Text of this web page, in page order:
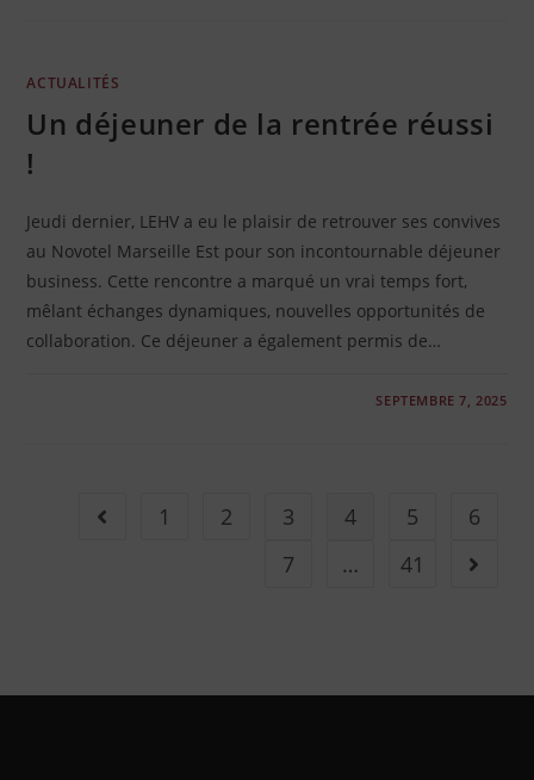
ACTUALITÉS
Un déjeuner de la rentrée réussi
!
Jeudi dernier, LEHV a eu le plaisir de retrouver ses convives
au Novotel Marseille Est pour son incontournable déjeuner
business. Cette rencontre a marqué un vrai temps fort,
mêlant échanges dynamiques, nouvelles opportunités de
collaboration. Ce déjeuner a également permis de…
SEPTEMBRE 7, 2025
Go to the previous page
1 2 3 4 5
6
7
… 41 Aller à